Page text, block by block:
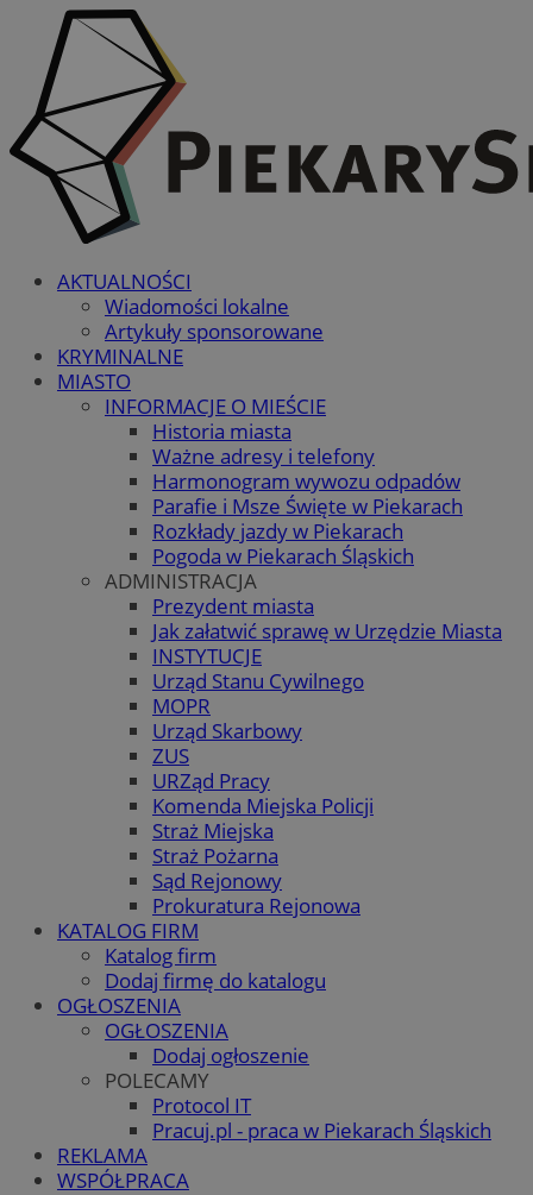
AKTUALNOŚCI
Wiadomości lokalne
Artykuły sponsorowane
KRYMINALNE
MIASTO
INFORMACJE O MIEŚCIE
Historia miasta
Ważne adresy i telefony
Harmonogram wywozu odpadów
Parafie i Msze Święte w Piekarach
Rozkłady jazdy w Piekarach
Pogoda w Piekarach Śląskich
ADMINISTRACJA
Prezydent miasta
Jak załatwić sprawę w Urzędzie Miasta
INSTYTUCJE
Urząd Stanu Cywilnego
MOPR
Urząd Skarbowy
ZUS
URZąd Pracy
Komenda Miejska Policji
Straż Miejska
Straż Pożarna
Sąd Rejonowy
Prokuratura Rejonowa
KATALOG FIRM
Katalog firm
Dodaj firmę do katalogu
OGŁOSZENIA
OGŁOSZENIA
Dodaj ogłoszenie
POLECAMY
Protocol IT
Pracuj.pl - praca w Piekarach Śląskich
REKLAMA
WSPÓŁPRACA